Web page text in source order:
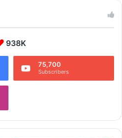
938K
75,700
Subscribers